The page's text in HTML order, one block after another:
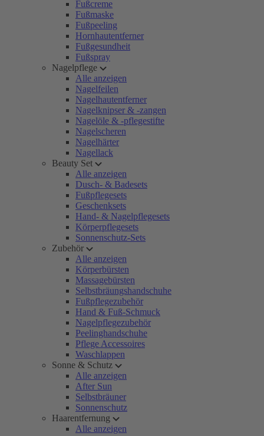
Fußcreme
Fußmaske
Fußpeeling
Hornhautentferner
Fußgesundheit
Fußspray
Nagelpflege
Alle anzeigen
Nagelfeilen
Nagelhautentferner
Nagelknipser & -zangen
Nagelöle & -pflegestifte
Nagelscheren
Nagelhärter
Nagellack
Beauty Set
Alle anzeigen
Dusch- & Badesets
Fußpflegesets
Geschenksets
Hand- & Nagelpflegesets
Körperpflegesets
Sonnenschutz-Sets
Zubehör
Alle anzeigen
Körperbürsten
Massagebürsten
Selbstbräungshandschuhe
Fußpflegezubehör
Hand & Fuß-Schmuck
Nagelpflegezubehör
Peelinghandschuhe
Pflege Accessoires
Waschlappen
Sonne & Schutz
Alle anzeigen
After Sun
Selbstbräuner
Sonnenschutz
Haarentfernung
Alle anzeigen